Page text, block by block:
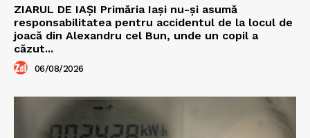
ZIARUL DE IAȘI Primăria Iași nu-și asumă
responsabilitatea pentru accidentul de la locul de
joacă din Alexandru cel Bun, unde un copil a
căzut...
06/08/2026